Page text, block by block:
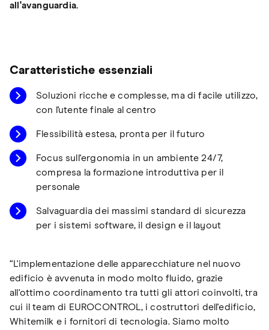
all'avanguardia.
Caratteristiche essenziali
Soluzioni ricche e complesse, ma di facile utilizzo,
con l'utente finale al centro
Flessibilità estesa, pronta per il futuro
Focus sull'ergonomia in un ambiente 24/7,
compresa la formazione introduttiva per il
personale
Salvaguardia dei massimi standard di sicurezza
per i sistemi software, il design e il layout
“L'implementazione delle apparecchiature nel nuovo
edificio è avvenuta in modo molto fluido, grazie
all'ottimo coordinamento tra tutti gli attori coinvolti, tra
cui il team di EUROCONTROL, i costruttori dell'edificio,
Whitemilk e i fornitori di tecnologia. Siamo molto